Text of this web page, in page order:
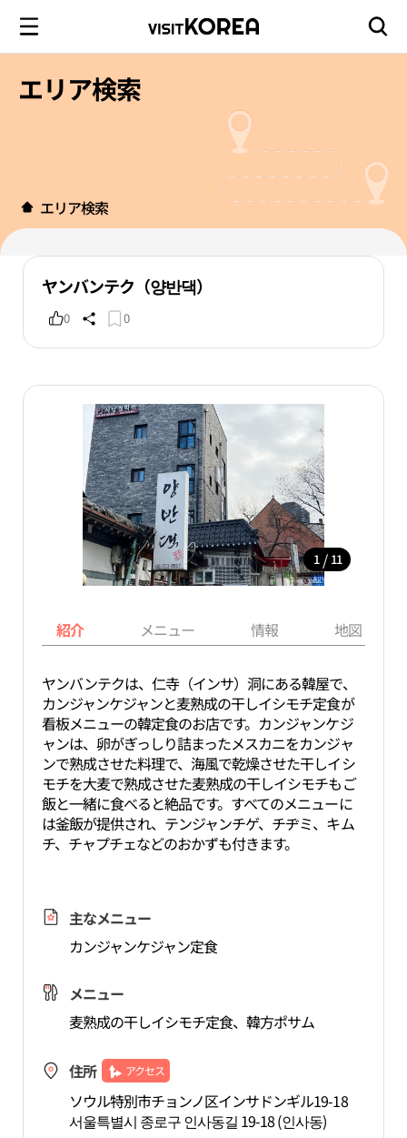
エリア検索
エリア検索
ヤンバンテク（양반댁）
0 0
1 / 11
紹介 メニュー 情報 地図
ヤンバンテクは、仁寺（インサ）洞にある韓屋で、
カンジャンケジャンと麦熟成の干しイシモチ定食が
看板メニューの韓定食のお店です。カンジャンケジ
ャンは、卵がぎっしり詰まったメスカニをカンジャ
ンで熟成させた料理で、海風で乾燥させた干しイシ
モチを大麦で熟成させた麦熟成の干しイシモチもご
飯と一緒に食べると絶品です。すべてのメニューに
は釜飯が提供され、テンジャンチゲ、チヂミ、キム
チ、チャプチェなどのおかずも付きます。
主なメニュー
カンジャンケジャン定食
メニュー
麦熟成の干しイシモチ定食、韓方ポサム
住所 アクセス
ソウル特別市チョンノ区インサドンギル19-18
서울특별시 종로구 인사동길 19-18 (인사동)